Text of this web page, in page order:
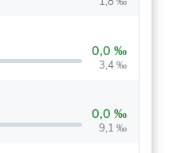
0,0 ‰
3,4 ‰
0,0 ‰
9,1 ‰